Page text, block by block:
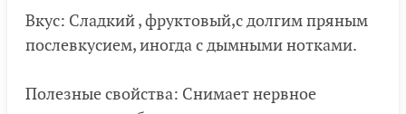
Вкус: Сладкий , фруктовый,с долгим пряным
послевкусием, иногда с дымными нотками.
Полезные свойства: Снимает нервное